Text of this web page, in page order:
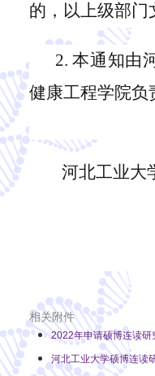
的， 以上级部门
2.本通知由
健康工程学院负
河北工业大
相关附件
2022年申请硕博连读
河北工业大学硕博连读